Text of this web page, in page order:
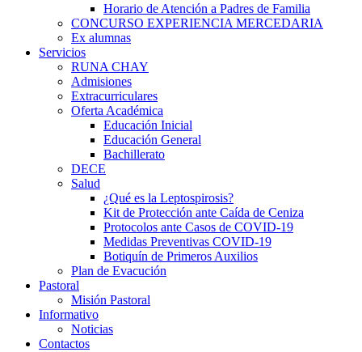
Horario de Atención a Padres de Familia
CONCURSO EXPERIENCIA MERCEDARIA
Ex alumnas
Servicios
RUNA CHAY
Admisiones
Extracurriculares
Oferta Académica
Educación Inicial
Educación General
Bachillerato
DECE
Salud
¿Qué es la Leptospirosis?
Kit de Protección ante Caída de Ceniza
Protocolos ante Casos de COVID-19
Medidas Preventivas COVID-19
Botiquín de Primeros Auxilios
Plan de Evacución
Pastoral
Misión Pastoral
Informativo
Noticias
Contactos